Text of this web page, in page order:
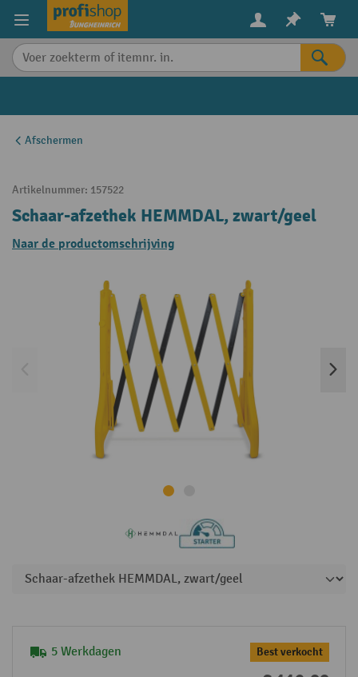
content
Afschermen
Artikelnummer: 157522
Schaar-afzethek HEMMDAL, zwart/geel
Naar de productomschrijving
5 Werkdagen Best verkocht